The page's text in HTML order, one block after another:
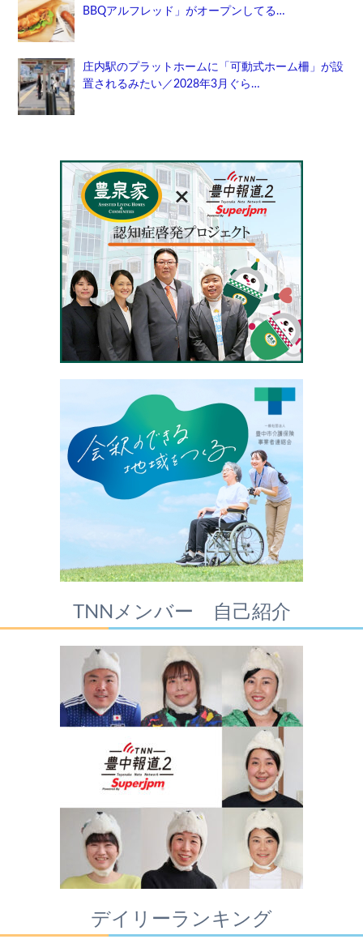
BBQアルフレッド」がオープンしてる…
庄内駅のプラットホームに「可動式ホーム柵」が設
置されるみたい／2028年3月ぐら…
TNNメンバー 自己紹介
デイリーランキング